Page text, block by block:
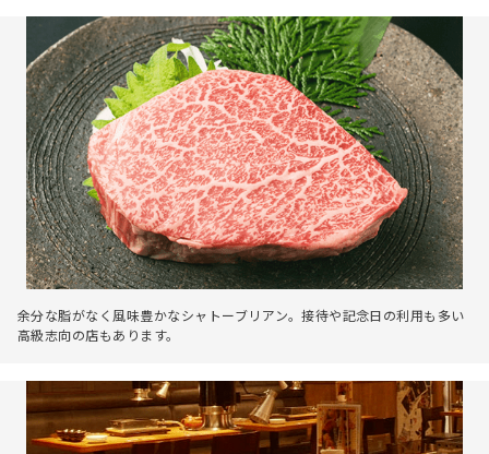
余分な脂がなく風味豊かなシャトーブリアン。接待や記念日の利用も多い
高級志向の店もあります。